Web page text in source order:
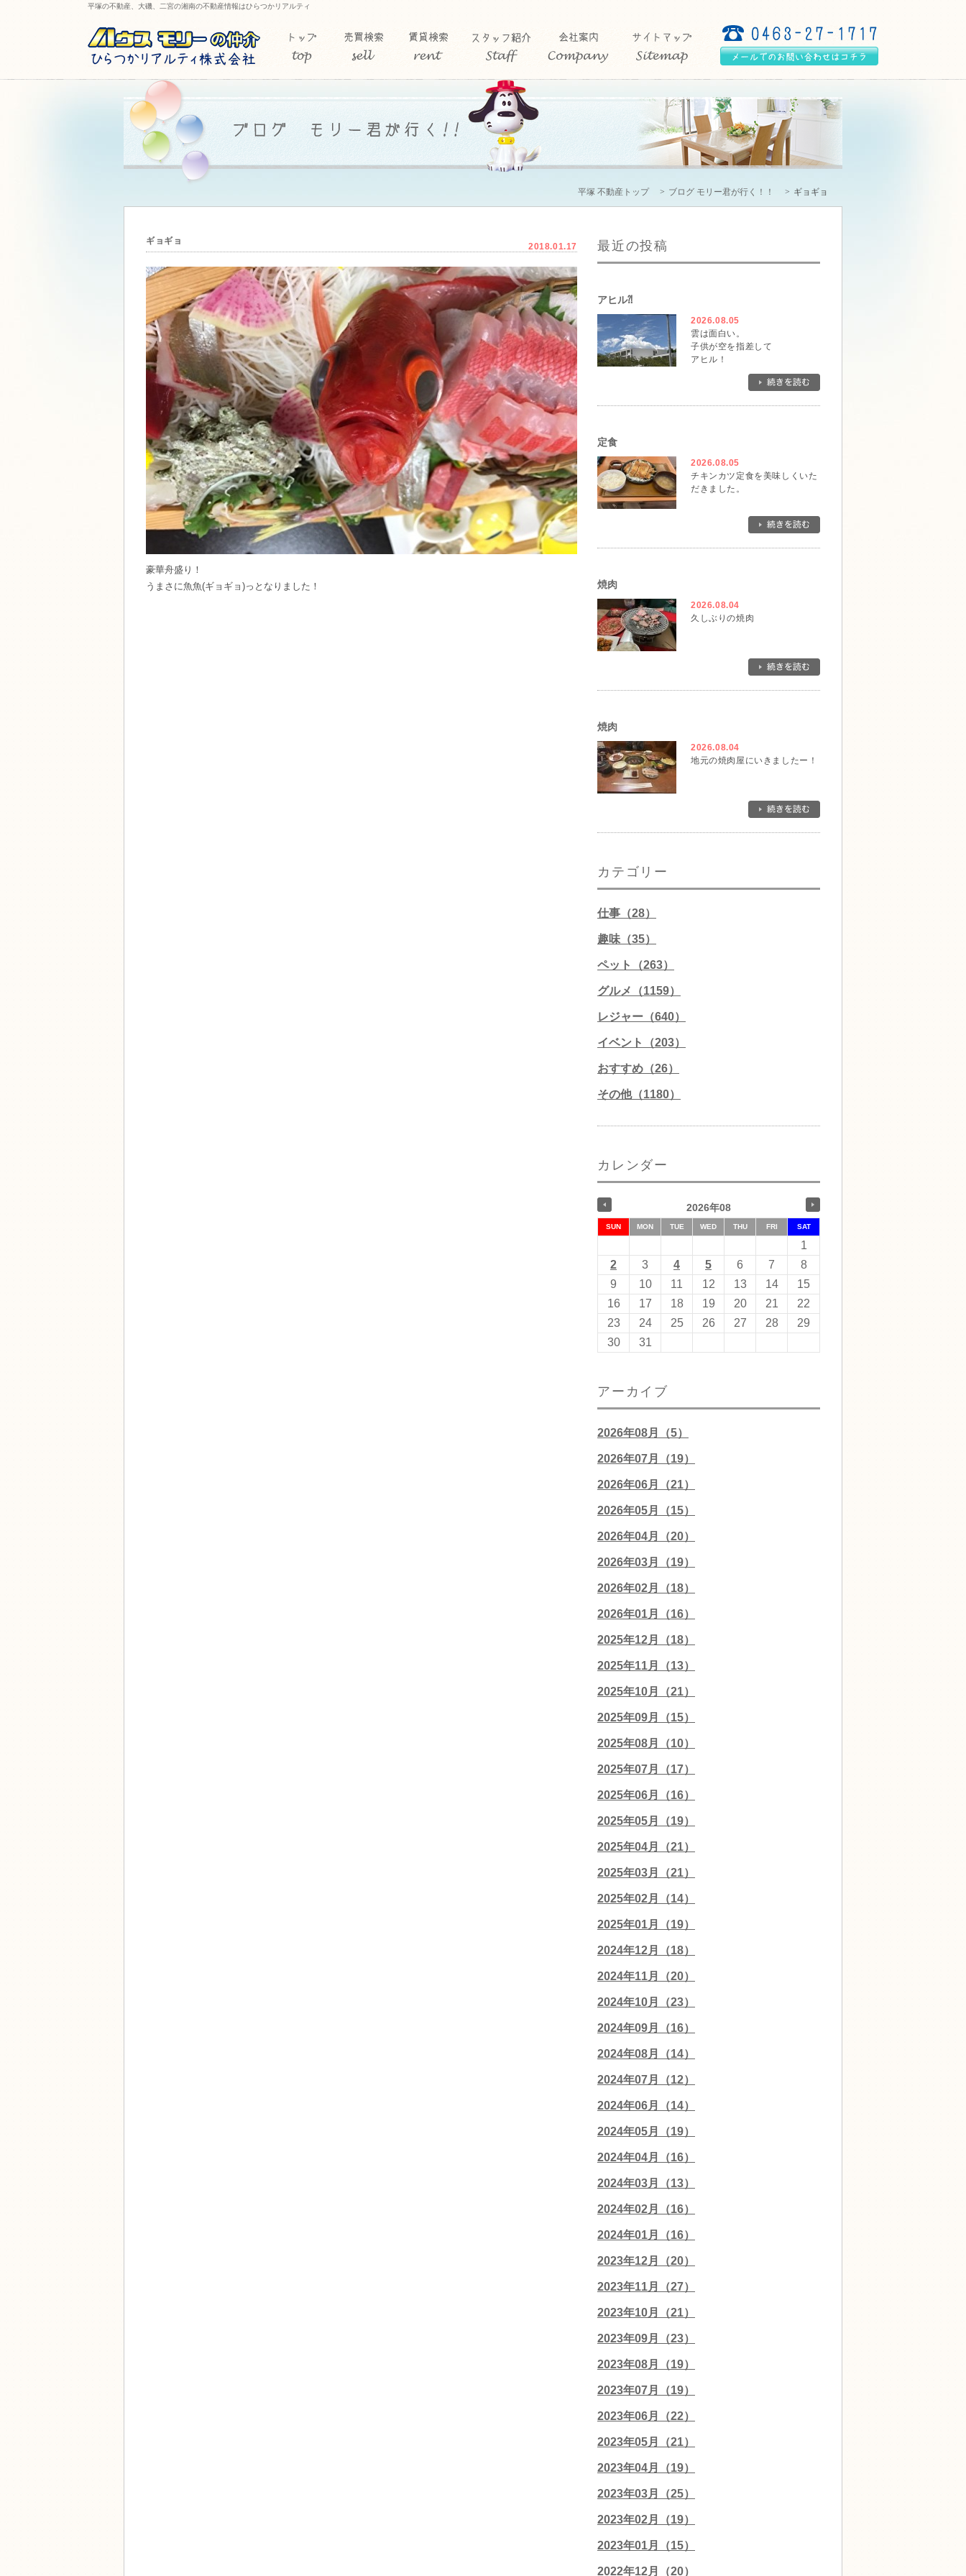
平塚の不動産、大磯、二宮の湘南の不動産情報はひらつかリアルティ
平塚 不動産トップ ブログ モリー君が行く！！ ギョギョ
ギョギョ
2018.01.17
豪華舟盛り！
うまさに魚魚(ギョギョ)っとなりました！
最近の投稿
アヒル⁈
2026.08.05
雲は面白い。
子供が空を指差して
アヒル！
確かにそんな形です。
定食
2026.08.05
チキンカツ定食を美味しくいた
だきました。
焼肉
2026.08.04
久しぶりの焼肉
焼肉
2026.08.04
地元の焼肉屋にいきましたー！
カテゴリー
仕事（28）
趣味（35）
ペット（263）
グルメ（1159）
レジャー（640）
イベント（203）
おすすめ（26）
その他（1180）
カレンダー
2026年08
SUN MON TUE WED THU FRI SAT
1
2
3 4 5 6 7
8
9
10 11 12 13 14
15
16
17 18 19 20 21
22
23
24 25 26 27 28
29
30
31
アーカイブ
2026年08月（5）
2026年07月（19）
2026年06月（21）
2026年05月（15）
2026年04月（20）
2026年03月（19）
2026年02月（18）
2026年01月（16）
2025年12月（18）
2025年11月（13）
2025年10月（21）
2025年09月（15）
2025年08月（10）
2025年07月（17）
2025年06月（16）
2025年05月（19）
2025年04月（21）
2025年03月（21）
2025年02月（14）
2025年01月（19）
2024年12月（18）
2024年11月（20）
2024年10月（23）
2024年09月（16）
2024年08月（14）
2024年07月（12）
2024年06月（14）
2024年05月（19）
2024年04月（16）
2024年03月（13）
2024年02月（16）
2024年01月（16）
2023年12月（20）
2023年11月（27）
2023年10月（21）
2023年09月（23）
2023年08月（19）
2023年07月（19）
2023年06月（22）
2023年05月（21）
2023年04月（19）
2023年03月（25）
2023年02月（19）
2023年01月（15）
2022年12月（20）